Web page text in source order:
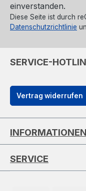
einverstanden.
Diese Seite ist durch
Datenschutzrichtlinie
SERVICE-
Vertrag widerrufen
INFORMATIONEN
SERVICE